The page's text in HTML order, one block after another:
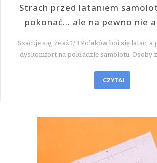
Strach przed lataniem
pokonać… ale na pewno nie
Szacuje się, że aż 1/3 Polaków boi się latać, a
dyskomfort na pokładzie samolotu. Osoby
CZYTAJ